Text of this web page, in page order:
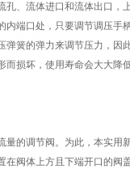
、流体进口和流体出口，
端口处，只要调节调压手
簧的弹力来调节压力，因
损坏，使用寿命会大大降
的调节阀。为此，本实用
阀体上方且下端开口的阀